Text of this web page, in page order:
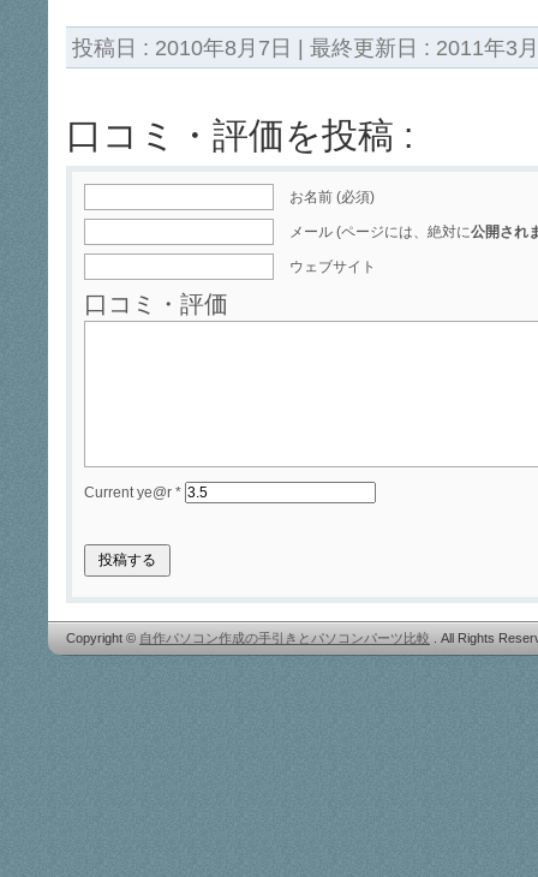
投稿日 : 2010年8月7日 | 最終更新日 : 2011年3
口コミ・評価を投稿 :
お名前 (必須)
メール (ページには、絶対に公開され
ウェブサイト
口コミ・評価
Current ye@r *
Copyright © 自作パソコン作成の手引きとパソコンパーツ比較 . All Rights